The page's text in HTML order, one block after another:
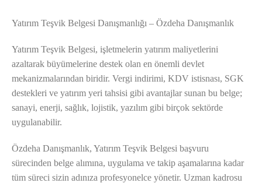
Yatırım Teşvik Belgesi Danışmanlığı – Özdeha Danışmanlık
Yatırım Teşvik Belgesi, işletmelerin yatırım maliyetlerini
azaltarak büyümelerine destek olan en önemli devlet
mekanizmalarından biridir. Vergi indirimi, KDV istisnası, SGK
destekleri ve yatırım yeri tahsisi gibi avantajlar sunan bu belge;
sanayi, enerji, sağlık, lojistik, yazılım gibi birçok sektörde
uygulanabilir.
Özdeha Danışmanlık, Yatırım Teşvik Belgesi başvuru
sürecinden belge alımına, uygulama ve takip aşamalarına kadar
tüm süreci sizin adınıza profesyonelce yönetir. Uzman kadrosu